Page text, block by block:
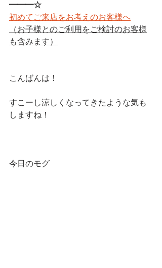
━━━☆
初めてご来店をお考えのお客様へ
（お子様とのご利用をご検討のお客様
も含みます）
こんばんは！
すこーし涼しくなってきたような気も
しますね！
今日のモグ